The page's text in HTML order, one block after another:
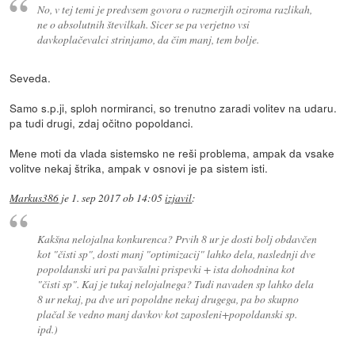
No, v tej temi je predvsem govora o razmerjih oziroma razlikah,
ne o absolutnih številkah. Sicer se pa verjetno vsi
davkoplačevalci strinjamo, da čim manj, tem bolje.
Seveda.
Samo s.p.ji, sploh normiranci, so trenutno zaradi volitev na udaru.
pa tudi drugi, zdaj očitno popoldanci.
Mene moti da vlada sistemsko ne reši problema, ampak da vsake
volitve nekaj štrika, ampak v osnovi je pa sistem isti.
Markus386 je 1. sep 2017 ob 14:05izjavil:
Kakšna nelojalna konkurenca? Prvih 8 ur je dosti bolj obdavčen
kot "čisti sp", dosti manj "optimizacij" lahko dela, naslednji dve
popoldanski uri pa pavšalni prispevki + ista dohodnina kot
"čisti sp". Kaj je tukaj nelojalnega? Tudi navaden sp lahko dela
8 ur nekaj, pa dve uri popoldne nekaj drugega, pa bo skupno
plačal še vedno manj davkov kot zaposleni+popoldanski sp.
ipd.)